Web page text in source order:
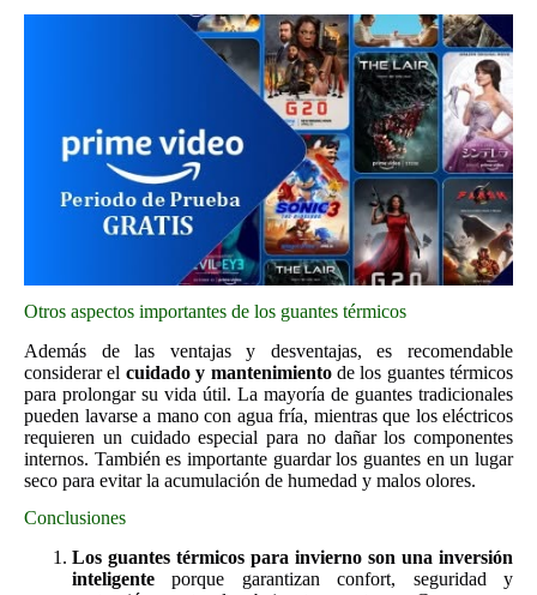
Otros aspectos importantes de los guantes térmicos
Además de las ventajas y desventajas, es recomendable
considerar el cuidado y mantenimientode los guantes térmicos
para prolongar su vida útil. La mayoría de guantes tradicionales
pueden lavarse a mano con agua fría, mientras que los eléctricos
requieren un cuidado especial para no dañar los componentes
internos. También es importante guardar los guantes en un lugar
seco para evitar la acumulación de humedad y malos olores.
Conclusiones
Los guantes térmicos para invierno son una inversión
inteligente porque garantizan confort, seguridad y